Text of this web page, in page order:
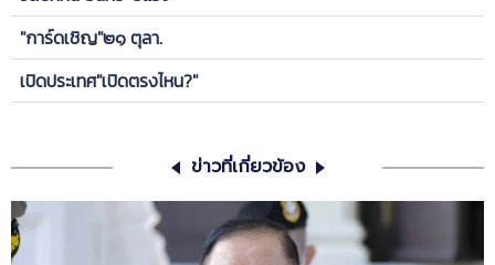
"การ์ดเชิญ"๒๑ ตุลา.
เปิดประเทศ"เปิดตรงไหน?"
ข่าวที่เกี่ยวข้อง